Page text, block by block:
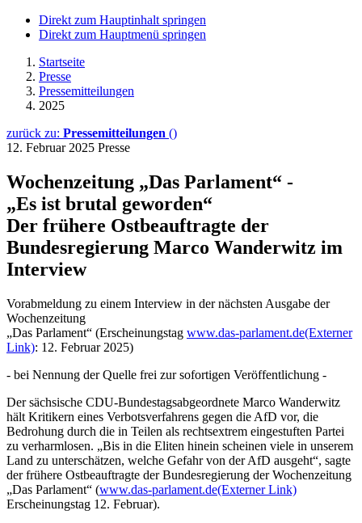
Direkt zum Hauptinhalt springen
Direkt zum Hauptmenü springen
Startseite
Presse
Pressemitteilungen
2025
zurück zu: Pressemitteilungen ()
12. Februar 2025 Presse
Wochenzeitung „Das Parlament“ -
„Es ist brutal geworden“
Der frühere Ostbeauftragte der
Bundesregierung Marco Wanderwitz im
Interview
Vorabmeldung zu einem Interview in der nächsten Ausgabe der
Wochenzeitung
„Das Parlament“ (Erscheinungstag www.das-parlament.de(Externer
Link): 12. Februar 2025)
- bei Nennung der Quelle frei zur sofortigen Veröffentlichung -
Der sächsische CDU-Bundestagsabgeordnete Marco Wanderwitz
hält Kritikern eines Verbotsverfahrens gegen die AfD vor, die
Bedrohung durch die in Teilen als rechtsextrem eingestuften Partei
zu verharmlosen. „Bis in die Eliten hinein scheinen viele in unserem
Land zu unterschätzen, welche Gefahr von der AfD ausgeht“, sagte
der frühere Ostbeauftragte der Bundesregierung der Wochenzeitung
„Das Parlament“ (www.das-parlament.de(Externer Link)
Erscheinungstag 12. Februar).